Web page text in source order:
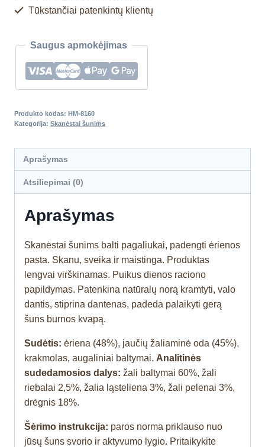
Tūkstančiai patenkintų klientų
Saugus apmokėjimas
Produkto kodas: HM-8160
Kategorija: Skanėstai šunims
Aprašymas
Atsiliepimai (0)
Aprašymas
Skanėstai šunims balti pagaliukai, padengti ėrienos
pasta. Skanu, sveika ir maistinga. Produktas
lengvai virškinamas. Puikus dienos raciono
papildymas. Patenkina natūralų norą kramtyti, valo
dantis, stiprina dantenas, padeda palaikyti gerą
šuns burnos kvapą.
Sudėtis: ėriena (48%), jaučių žaliaminė oda (45%),
krakmolas, augaliniai baltymai. Analitinės
sudedamosios dalys: žali baltymai 60%, žali
riebalai 2,5%, žalia ląsteliena 3%, žali pelenai 3%,
drėgnis 18%.
Šėrimo instrukcija: paros norma priklauso nuo
jūsų šuns svorio ir aktyvumo lygio. Pritaikykite